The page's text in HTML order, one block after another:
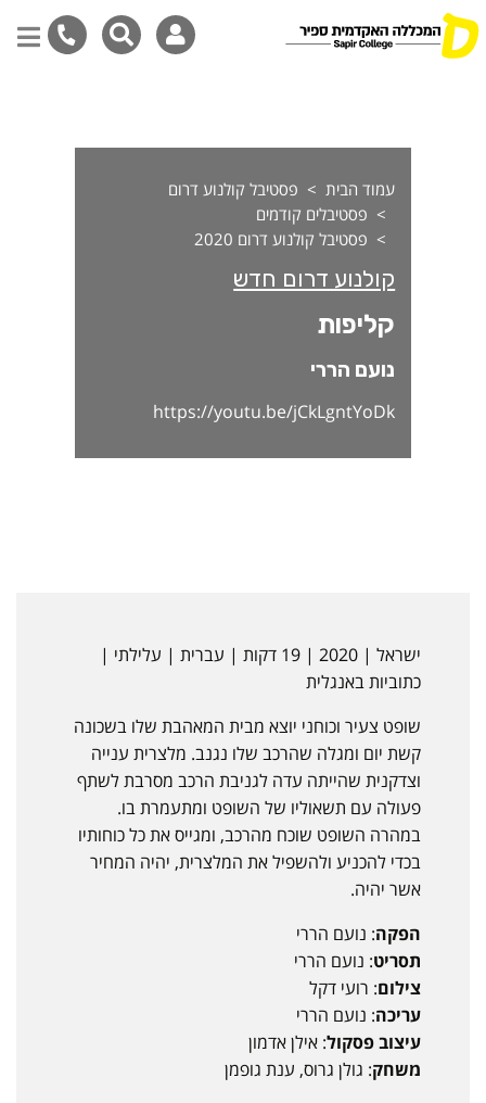
עמוד הבית
פסטיבל קולנוע דרום
פסטיבלים קודמים
פסטיבל קולנוע דרום 2020
קולנוע דרום חדש
קליפות
נועם הררי
https://youtu.be/jCkLgntYoDk
ישראל | 2020 | 19 דקות | עברית | עלילתי |
כתוביות באנגלית
שופט צעיר וכוחני יוצא מבית המאהבת שלו בשכונה
קשת יום ומגלה שהרכב שלו נגנב. מלצרית ענייה
וצדקנית שהייתה עדה לגניבת הרכב מסרבת לשתף
פעולה עם תשאוליו של השופט ומתעמרת בו.
במהרה השופט שוכח מהרכב, ומגייס את כל כוחותיו
בכדי להכניע ולהשפיל את המלצרית, יהיה המחיר
אשר יהיה.
הפקה: נועם הררי
תסריט: נועם הררי
צילום: רועי דקל
עריכה: נועם הררי
עיצוב פסקול: אילן אדמון
משחק: גולן גרוס, ענת גופמן